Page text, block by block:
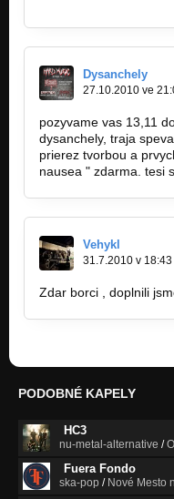
Dysanchely
27.10.2010 ve
pozyvame vas 13,11
dysanchely, traja
prierez tvorbou a
nausea " zdarma. tesi
Vehykl
31.7.2010 v 18:43
Zdar borci , doplnili
PODOBNÉ KAPELY
HC3
nu-metal-alternative /
Fuera Fondo
ska-pop / Nové Mesto